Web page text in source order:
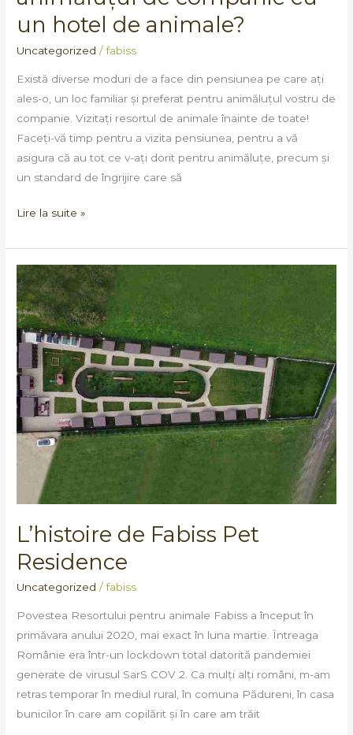
un hotel de animale?
Uncategorized /fabiss
Există diverse moduri de a face din pensiunea pe care ați
ales-o, un loc familiar și preferat pentru animăluțul vostru de
companie. Vizitați resortul de animale înainte de toate!
Faceți-vă timp pentru a vizita pensiunea, pentru a vă
asigura că au tot ce v-ați dorit pentru animăluțe, precum și
un standard de îngrijire care să
Lire la suite »
L’histoire de Fabiss Pet
Residence
Uncategorized /fabiss
Povestea Resortului pentru animale Fabiss a început în
primăvara anului 2020, mai exact în luna martie. Întreaga
Românie era într-un lockdown total datorită pandemiei
generate de virusul SarS COV 2. Ca mulți alți români, m-am
retras temporar în mediul rural, în comuna Pădureni, în casa
bunicilor în care am copilărit și în care am trăit
L’histoire
de
Fabiss
Pet
Residence